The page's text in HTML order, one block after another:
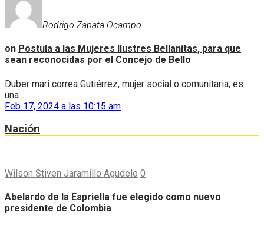
Rodrigo Zapata Ocampo
on Postula a las Mujeres Ilustres Bellanitas, para que
sean reconocidas por el Concejo de Bello
Duber mari correa Gutiérrez, mujer social o comunitaria, es
una...
Feb 17, 2024 a las 10:15 am
Nación
Wilson Stiven Jaramillo Agudelo 0
Abelardo de la Espriella fue elegido como nuevo
presidente de Colombia